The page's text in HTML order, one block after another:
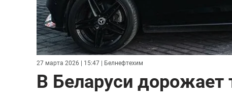
27 марта 2026 | 15:47 | Белнефтехим
В Беларуси дорожает